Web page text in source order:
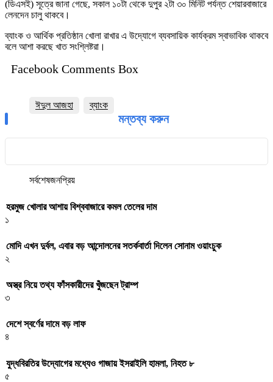
(ডিএসই) সূত্রে জানা গেছে, সকাল ১০টা থেকে দুপুর ২টা ৩০ মিনিট পর্যন্ত শেয়ারবাজারে
লেনদেন চালু থাকবে।
ব্যাংক ও আর্থিক প্রতিষ্ঠান খোলা রাখার এ উদ্যোগে ব্যবসায়িক কার্যক্রম স্বাভাবিক থাকবে
বলে আশা করছে খাত সংশ্লিষ্টরা।
Facebook Comments Box
ঈদুল আজহা ব্যাংক
মন্তব্য করুন
সর্বশেষজনপ্রিয়
হরমুজ খোলার আশায় বিশ্ববাজারে কমল তেলের দাম
১
মোদি এখন দুর্বল, এবার বড় আন্দোলনের সতর্কবার্তা দিলেন সোনাম ওয়াংচুক
২
অস্ত্র নিয়ে তথ্য ফাঁসকারীদের খুঁজছেন ট্রাম্প
৩
দেশে স্বর্ণের দামে বড় লাফ
৪
যুদ্ধবিরতির উদ্যোগের মধ্যেও গাজায় ইসরাইলি হামলা, নিহত ৮
৫